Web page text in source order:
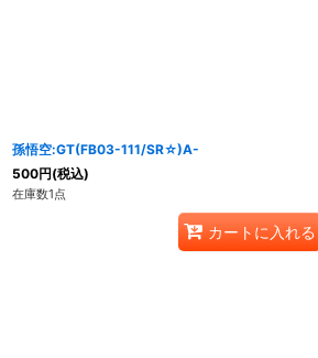
孫悟空:GT(FB03-111/SR☆)A-
500円(税込)
在庫数1点
カートに入れる